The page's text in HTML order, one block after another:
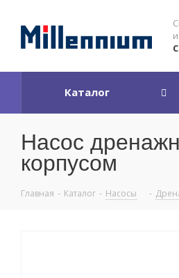
Каталог
Насос
корпусом
Главная - Каталог - Насосы -